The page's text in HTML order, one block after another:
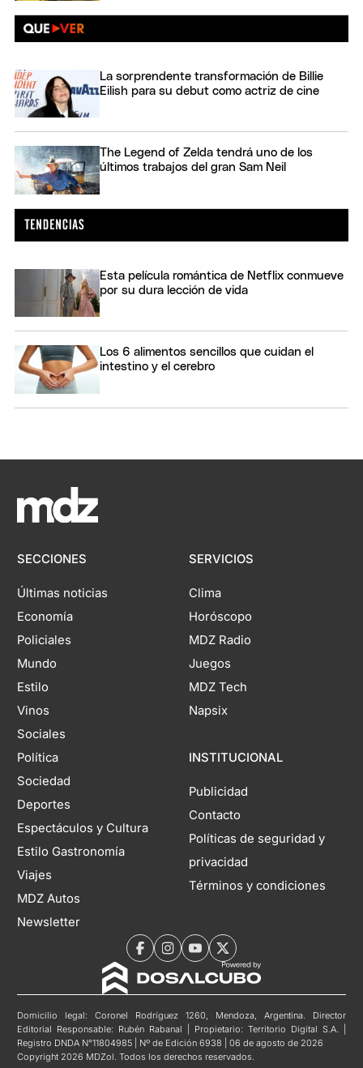
La sorprendente transformación de Billie
Eilish para su debut como actriz de cine
The Legend of Zelda tendrá uno de los
últimos trabajos del gran Sam Neil
Esta película romántica de Netflix conmueve
por su dura lección de vida
Los 6 alimentos sencillos que cuidan el
intestino y el cerebro
SECCIONES
Últimas noticias
Economía
Policiales
Mundo
Estilo
Vinos
Sociales
Política
Sociedad
Deportes
Espectáculos y Cultura
Estilo Gastronomía
Viajes
MDZ Autos
Newsletter
SERVICIOS
Clima
Horóscopo
MDZ Radio
Juegos
MDZ Tech
Napsix
INSTITUCIONAL
Publicidad
Contacto
Políticas de seguridad y
privacidad
Términos y condiciones
Domicilio legal: Coronel Rodríguez 1260, Mendoza, Argentina. Director
Editorial Responsable: Rubén Rabanal | Propietario: Territorio Digital S.A. |
Registro DNDA N°11804985 | Nº de Edición 6938 | 06 de agosto de 2026
Copyright 2026 MDZol. Todos los derechos reservados.